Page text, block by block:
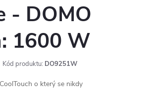
- DOMO
1600 W
Kód produktu: DO9251W
o který se nikdy